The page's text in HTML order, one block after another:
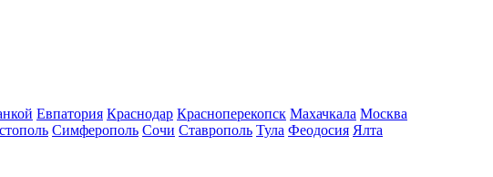
Евпатория Краснодар Красноперекопск Махачкала Москва
Симферополь Сочи Ставрополь Тула Феодосия Ялта